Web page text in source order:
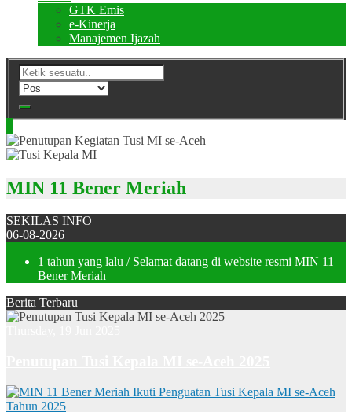
GTK Emis
e-Kinerja
Manajemen Ijazah
MIN 11 Bener Meriah
SEKILAS INFO
06-08-2026
1 tahun yang lalu / Selamat datang di website resmi MIN 11
Bener Meriah
Berita Terbaru